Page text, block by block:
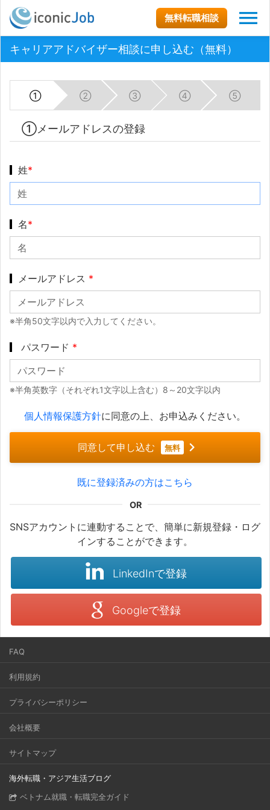
無料転職相談
キャリアアドバイザー相談に申し込む（無料）
① ② ③ ④ ⑤
①メールアドレスの登録
姓*
名*
メールアドレス *
※半角50文字以内で入力してください。
パスワード *
※半角英数字（それぞれ1文字以上含む）8～20文字以内
個人情報保護方針に同意の上、お申込みください。
同意して申し込む 無料
既に登録済みの方はこちら
SNSアカウントに連動することで、簡単に新規登録・ログ
インすることができます。
LinkedInで登録
Googleで登録
FAQ
利用規約
プライバシーポリシー
会社概要
サイトマップ
海外転職・アジア生活ブログ
ベトナム就職・転職完全ガイド